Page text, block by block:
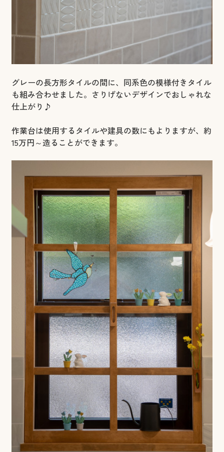
グレーの長方形タイルの間に、同系色の模様付きタイル
も組み合わせました。さりげないデザインでおしゃれな
仕上がり♪
作業台は使用するタイルや建具の数にもよりますが、約
15万円～造ることができます。